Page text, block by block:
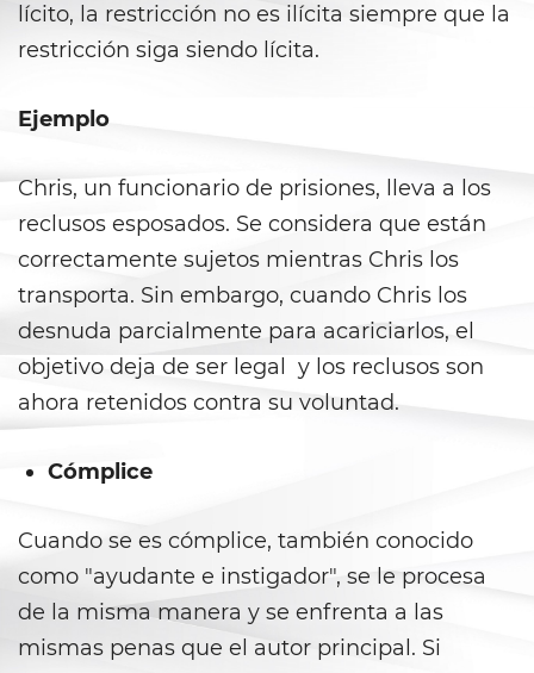
DMV Administrative Hearing
DUI With A Passenger Under 14
Driving Under The Influence Of A
Drug (DUID)
Underage DUI
Wet Reckless
Fraud Crimes
Check Fraud
Credit Card Fraud
lícito, la restricción no es ilícita siempre que la
restricción siga siendo lícita.
Ejemplo
Chris, un funcionario de prisiones, lleva a los
reclusos esposados. Se considera que están
correctamente sujetos mientras Chris los
transporta. Sin embargo, cuando Chris los
desnuda parcialmente para acariciarlos, el
objetivo deja de ser legal y los reclusos son
ahora retenidos contra su voluntad.
Cómplice
Cuando se es cómplice, también conocido
como "ayudante e instigador", se le procesa
de la misma manera y se enfrenta a las
mismas penas que el autor principal. Si